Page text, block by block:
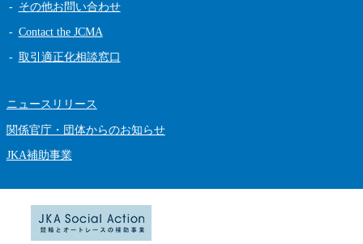
その他お問い合わせ
Contact the JCMA
取引適正化相談窓口
ニュースリリース
関係官庁・団体からのお知らせ
JKA補助事業